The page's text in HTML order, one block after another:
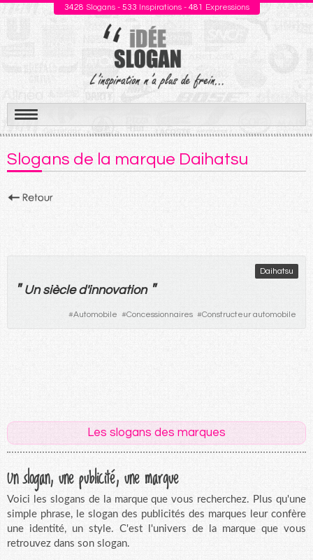
3428 Slogans - 533 Inspirations - 481 Expressions
Aller
au
contenu
Slogans de la marque Daihatsu
Daihatsu
" Un siècled'innovation "
#Automobile #Concessionnaires #Constructeur automobile
Les slogans des marques
Un slogan, une publicité, une marque
Voici les slogans de la marque que vous recherchez. Plus qu'une
simple phrase, le slogan des publicités des marques leur confère
une identité, un style. C'est l'univers de la marque que vous
retrouvez dans son slogan.